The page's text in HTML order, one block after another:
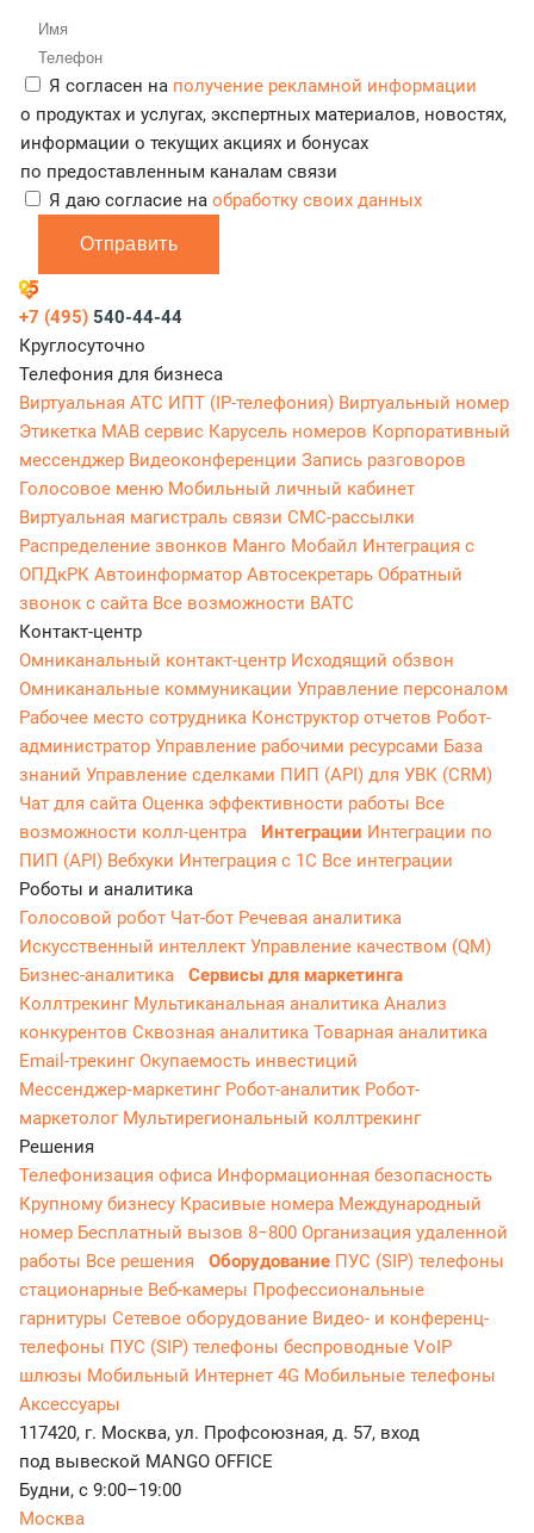
Я согласен на получение рекламной информации
о продуктах и услугах, экспертных материалов, новостях,
информации о текущих акциях и бонусах
по предоставленным каналам связи
Я даю согласие на обработку своих данных
Отправить
+7 (495) 540-44-44
Круглосуточно
Телефония для бизнеса
Виртуальная АТС ИПТ (IP-телефония) Виртуальный номер
Этикетка МАВ сервис Карусель номеров Корпоративный
мессенджер Видеоконференции Запись разговоров
Голосовое меню Мобильный личный кабинет
Виртуальная магистраль связи СМС-рассылки
Распределение звонков Манго Мобайл Интеграция с
ОПДкРК Автоинформатор Автосекретарь Обратный
звонок с сайта Все возможности ВАТС
Контакт-центр
Омниканальный контакт-центр Исходящий обзвон
Омниканальные коммуникации Управление персоналом
Рабочее место сотрудника Конструктор отчетов Робот-
администратор Управление рабочими ресурсами База
знаний Управление сделками ПИП (API) для УВК (CRM)
Чат для сайта Оценка эффективности работы Все
возможности колл-центра
Интеграции Интеграции по
ПИП (API) Вебхуки Интеграция с 1С Все интеграции
Роботы и аналитика
Голосовой робот Чат-бот Речевая аналитика
Искусственный интеллект Управление качеством (QM)
Бизнес-аналитика
Сервисы для маркетинга
Коллтрекинг Мультиканальная аналитика Анализ
конкурентов Сквозная аналитика Товарная аналитика
Email-трекингОкупаемость инвестиций
Мессенджер‑маркетинг Робот-аналитик Робот-
маркетолог Мультирегиональный коллтрекинг
Решения
Телефонизация офиса Информационная безопасность
Крупному бизнесу Красивые номера Международный
номер Бесплатный вызов 8−800 Организация удаленной
работы Все решения Оборудование ПУС (SIP) телефоны
стационарные Веб-камеры Профессиональные
гарнитуры Сетевое оборудование Видео- и конференц-
телефоны ПУС (SIP) телефоны беспроводные VoIP
шлюзы Мобильный Интернет 4G Мобильные телефоны
Аксессуары
117420, г. Москва, ул. Профсоюзная, д. 57, вход
под вывеской MANGO OFFICE
Будни, с 9:00–19:00
Москва